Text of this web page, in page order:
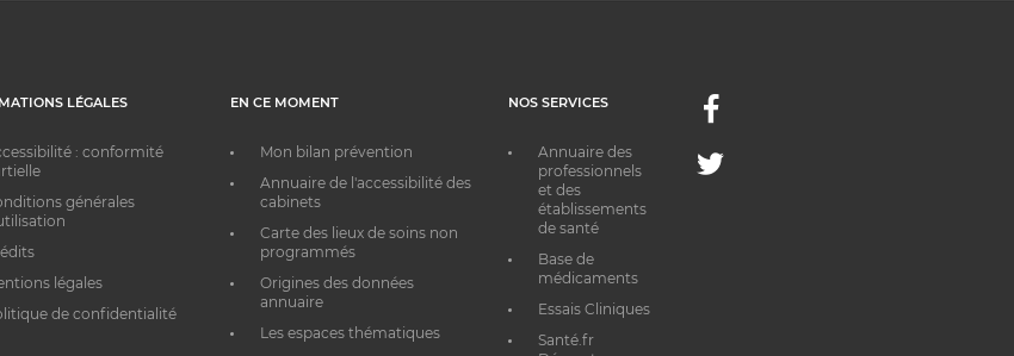
LÉGALES
: conformité
générales
légales
de confidentialité
EN CE MOMENT
Mon bilan prévention
Annuaire de l'accessibilité des
cabinets
Carte des lieux de soins non
programmés
Origines des données
annuaire
Les espaces thématiques
NOS SERVICES
Annuaire des
professionnels
et des
établissements
de santé
Base de
médicaments
Essais Cliniques
Santé.fr
Facebook
Twitter